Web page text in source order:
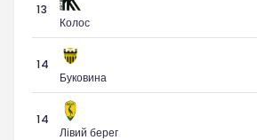
13
Колос
14
Буковина
14
Лівий берег